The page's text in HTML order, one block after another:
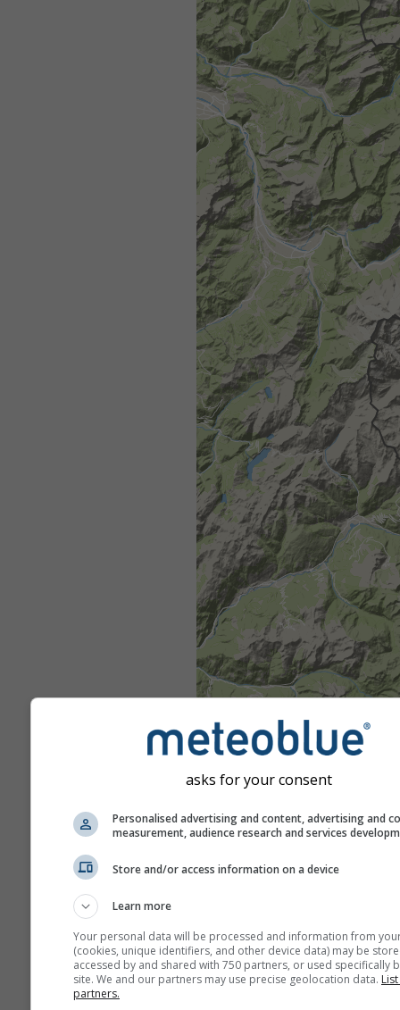
asks for your consent
Personalised advertising and content, advertising and
measurement, audience research and services
Store and/or access information on a device
Learn more
Your personal data will be processed and information from
(cookies, unique identifiers, and other device data) may be
accessed by and shared with 750 partners, or used specifically
site. We and our partners may use precise geolocation data.
partners.